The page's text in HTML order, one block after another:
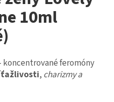
10ml
koncentrované feromóny
, charizmy a